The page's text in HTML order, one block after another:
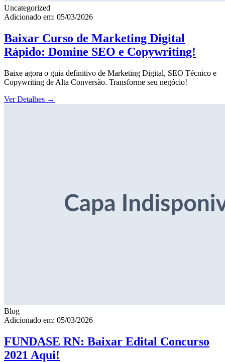
Uncategorized
Adicionado em: 05/03/2026
Baixar Curso de Marketing Digital
Rápido: Domine SEO e Copywriting!
Baixe agora o guia definitivo de Marketing Digital, SEO Técnico e
Copywriting de Alta Conversão. Transforme seu negócio!
Ver Detalhes →
Blog
Adicionado em: 05/03/2026
FUNDASE RN: Baixar Edital Concurso
2021 Aqui!